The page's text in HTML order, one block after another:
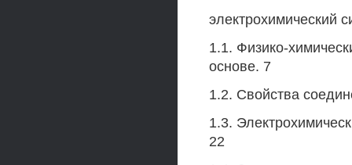
электрохимический
1.1. Физико-
основе. 7
1.2. Свойства
1.3.
22